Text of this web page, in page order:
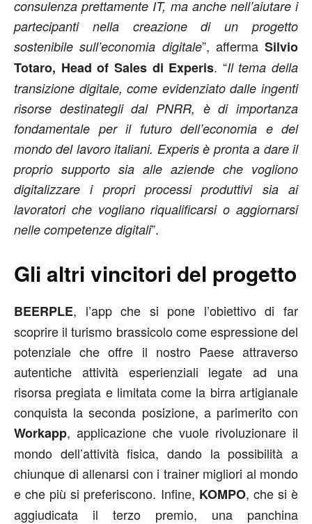
consulenza prettamente IT, ma anche nell’aiutare i
partecipanti nella creazione di un progetto
sostenibile sull’economia digitale”, afferma Silvio
Totaro, Head of Sales di Experis. “Il tema della
transizione digitale, come evidenziato dalle ingenti
risorse destinategli dal PNRR, è di importanza
fondamentale per il futuro dell’economia e del
mondo del lavoro italiani. Experis è pronta a dare il
proprio supporto sia alle aziende che vogliono
digitalizzare i propri processi produttivi sia ai
lavoratori che vogliano riqualificarsi o aggiornarsi
nelle competenze digitali”.
Gli altri vincitori del progetto
BEERPLE, l’app che si pone l’obiettivo di far
scoprire il turismo brassicolo come espressione del
potenziale che offre il nostro Paese attraverso
autentiche attività esperienziali legate ad una
risorsa pregiata e limitata come la birra artigianale
conquista la seconda posizione, a parimerito con
Workapp, applicazione che vuole rivoluzionare il
mondo dell’attività fisica, dando la possibilità a
chiunque di allenarsi con i trainer migliori al mondo
e che più si preferiscono. Infine, KOMPO, che si è
aggiudicata il terzo premio, una panchina